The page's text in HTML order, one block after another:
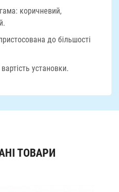
коричневий,
до більшості
установки.
ТОВАРИ